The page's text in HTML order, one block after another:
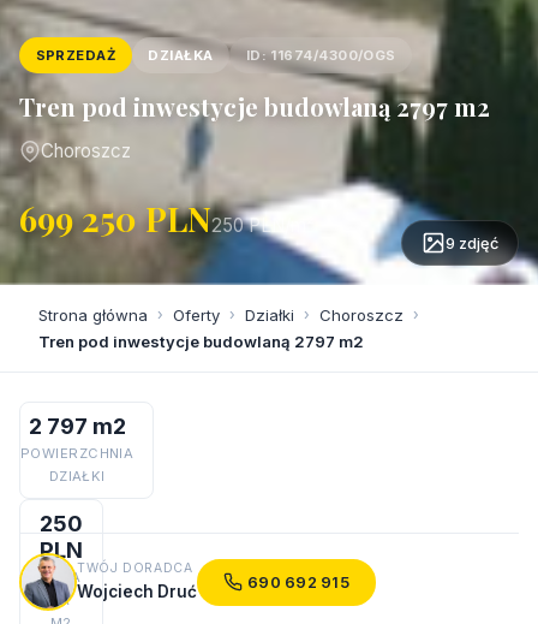
SPRZEDAŻ DZIAŁKA ID: 11674/4300/OGS
Tren pod inwestycje budowlaną 2797 m2
Choroszcz
699 250 PLN250 PLN/m²
9 zdjęć
Strona główna › Oferty › Działki › Choroszcz ›
Tren pod inwestycje budowlaną 2797 m2
2 797 m2
POWIERZCHNIA
DZIAŁKI
250
PLN
CENA
ZA
TWÓJ DORADCA
Wojciech Druć 690 692 915